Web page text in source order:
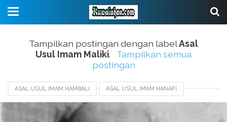
Tampilkan postingan dengan labelAsal
Usul Imam Maliki.
Tampilkan semua
postingan
ASAL USUL IMAM HAMBALI ASAL USUL IMAM HANAFI
ASAL USUL IMAM MAHDI ASAL USUL IMAM MALIKI
ASAL USUL IMAM SYAFI'I KITAB KARANGAN IMAM MALIKI